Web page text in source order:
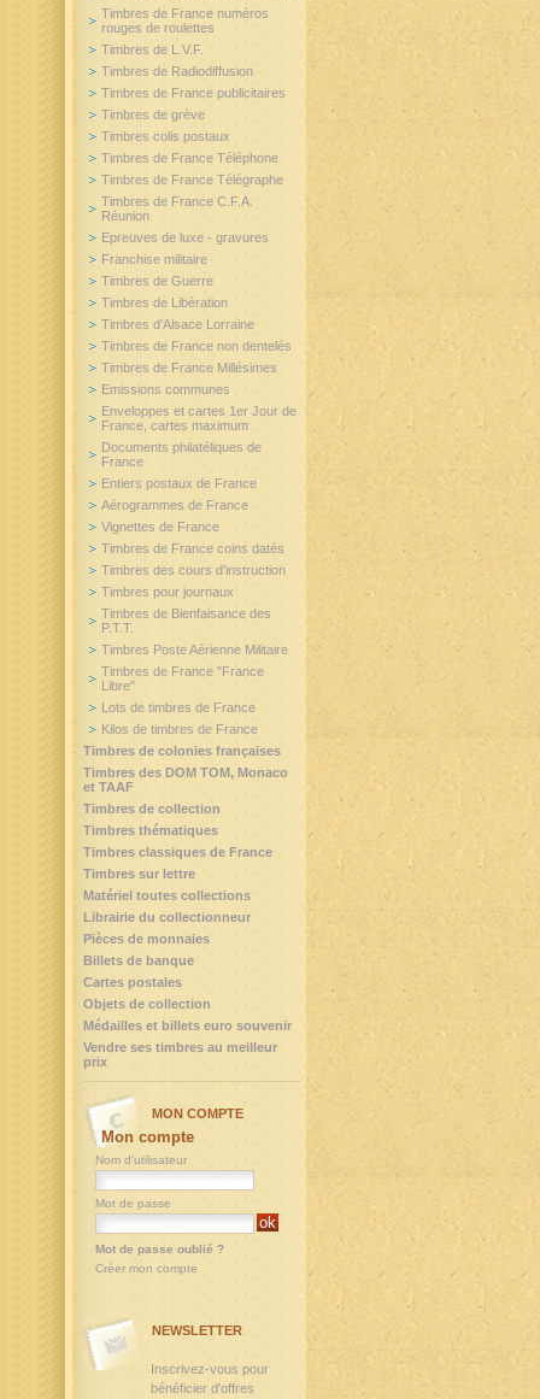
Timbres de France numéros
rouges de roulettes
Timbres de L.V.F.
Timbres de Radiodiffusion
Timbres de France publicitaires
Timbres de grève
Timbres colis postaux
Timbres de France Téléphone
Timbres de France Télégraphe
Timbres de France C.F.A.
Réunion
Epreuves de luxe - gravures
Franchise militaire
Timbres de Guerre
Timbres de Libération
Timbres d'Alsace Lorraine
Timbres de France non dentelés
Timbres de France Millésimes
Emissions communes
Enveloppes et cartes 1er Jour de
France, cartes maximum
Documents philatéliques de
France
Entiers postaux de France
Aérogrammes de France
Vignettes de France
Timbres de France coins datés
Timbres des cours d'instruction
Timbres pour journaux
Timbres de Bienfaisance des
P.T.T.
Timbres Poste Aérienne Militaire
Timbres de France "France
Libre"
Lots de timbres de France
Kilos de timbres de France
Timbres de colonies françaises
Timbres des DOM TOM, Monaco
et TAAF
Timbres de collection
Timbres thématiques
Timbres classiques de France
Timbres sur lettre
Matériel toutes collections
Librairie du collectionneur
Pièces de monnaies
Billets de banque
Cartes postales
Objets de collection
Médailles et billets euro souvenir
Vendre ses timbres au meilleur
prix
MON COMPTE
Mon compte
Nom d'utilisateur
Mot de passe
Mot de passe oublié ?
Créer mon compte
NEWSLETTER
Inscrivez-vous pour
bénéficier d'offres